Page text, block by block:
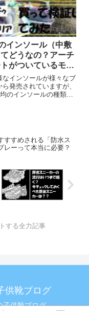
元靴屋店員の私がご説明
インソール（中敷
どうなの？アーチ
がついているモデ
を検証！
なインソールが様々なブ
ら発売されていますが、
のインソールの種類も
、効果を検証してみまし
は、インソールの種類
特に注目の土踏まず等を
ル」にスポットを当てて
。
すすめされる「防水ス
レーって本当に必要？
する全力記事
供靴ブログ
子供靴ブログ.